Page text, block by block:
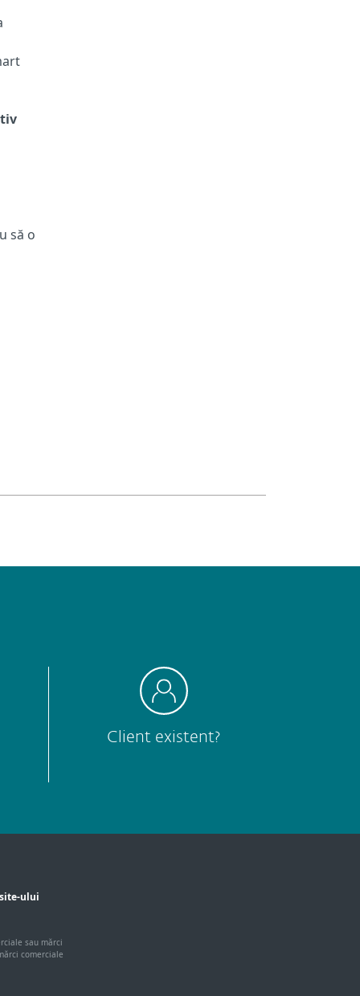
să o
Client existent?
ului
sau mărci
comerciale